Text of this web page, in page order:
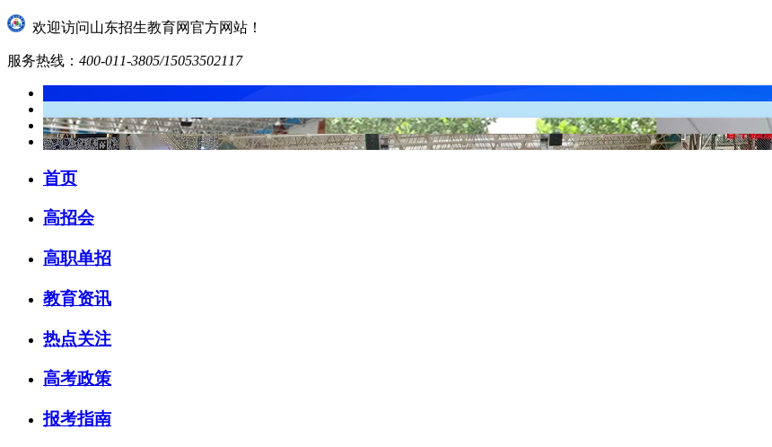
欢迎访问山东招生教育网官方网站！
服务热线： 400-011-3805/15053502117
首页
高招会
高职单招
教育资讯
热点关注
高考政策
报考指南